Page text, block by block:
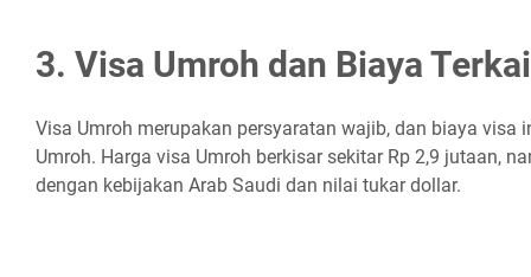
3. Visa Umroh dan Biaya
Visa Umroh merupakan persyaratan wajib, dan biaya visa
Umroh. Harga visa Umroh berkisar sekitar Rp 2,9 jutaan,
dengan kebijakan Arab Saudi dan nilai tukar dollar.